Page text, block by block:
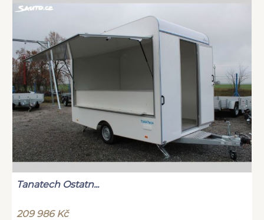
Tanatech Ostatn...
209 986 Kč